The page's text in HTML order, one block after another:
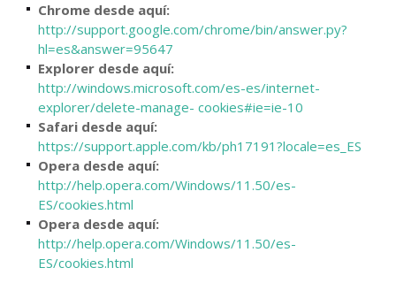
Chrome desde aquí:
http://support.google.com/chrome/bin/answer.py?
hl=es&answer=95647
Explorer desde aquí:
http://windows.microsoft.com/es-es/internet-
explorer/delete-manage- cookies#ie=ie-10
Safari desde aquí:
https://support.apple.com/kb/ph17191?locale=es_ES
Opera desde aquí:
http://help.opera.com/Windows/11.50/es-
ES/cookies.html
Opera desde aquí:
http://help.opera.com/Windows/11.50/es-
ES/cookies.html